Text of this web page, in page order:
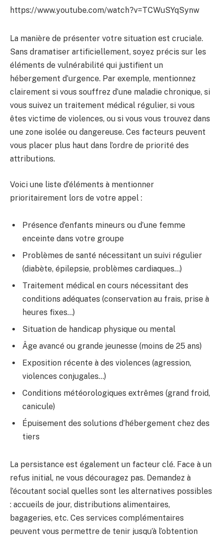
https://www.youtube.com/watch?v=TCWuSYqSynw
La manière de présenter votre situation est cruciale.
Sans dramatiser artificiellement, soyez précis sur les
éléments de vulnérabilité qui justifient un
hébergement d’urgence. Par exemple, mentionnez
clairement si vous souffrez d’une maladie chronique, si
vous suivez un traitement médical régulier, si vous
êtes victime de violences, ou si vous vous trouvez dans
une zone isolée ou dangereuse. Ces facteurs peuvent
vous placer plus haut dans l’ordre de priorité des
attributions.
Voici une liste d’éléments à mentionner
prioritairement lors de votre appel :
Présence d’enfants mineurs ou d’une femme
enceinte dans votre groupe
Problèmes de santé nécessitant un suivi régulier
(diabète, épilepsie, problèmes cardiaques…)
Traitement médical en cours nécessitant des
conditions adéquates (conservation au frais, prise à
heures fixes…)
Situation de handicap physique ou mental
Âge avancé ou grande jeunesse (moins de 25 ans)
Exposition récente à des violences (agression,
violences conjugales…)
Conditions météorologiques extrêmes (grand froid,
canicule)
Épuisement des solutions d’hébergement chez des
tiers
La persistance est également un facteur clé. Face à un
refus initial, ne vous découragez pas. Demandez à
l’écoutant social quelles sont les alternatives possibles
: accueils de jour, distributions alimentaires,
bagageries, etc. Ces services complémentaires
peuvent vous permettre de tenir jusqu’à l’obtention